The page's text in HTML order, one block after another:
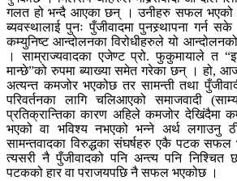
गलत हो भन्दै आएका छन् । उनीहरु सफल भएको
ब्यवस्थालाई पुनः पुँजीवादमा पुनस्र्थापना गर्न
कम्युनिष्ट आन्दोलनका विरोधीहरुले यो
। साम्राज्यवादका एजेण्ट प्रो. फुकुमायाले त
मान्छे”को रुपमा ब्याख्या समेत गरेका छन् । हो,
अत्यन्त कमजोर भएकोछ तर सामन्ती तथा
परिवर्तनका लागि चलिआएको समाजवादी
प्रतिक्रान्तिका कारण अहिले कमजोर देखिंदैमा
भएको वा भविश्य नभएको भन्ने अर्थ लगाउनु
सामन्तवादका विरुद्धका संघर्षहरु एकै पटक सफल
त्यसरी नै पुँजीवादको पनि अन्त्य पनि
पटकको हार वा पराजयपछि नै सफल भएकोछ ।